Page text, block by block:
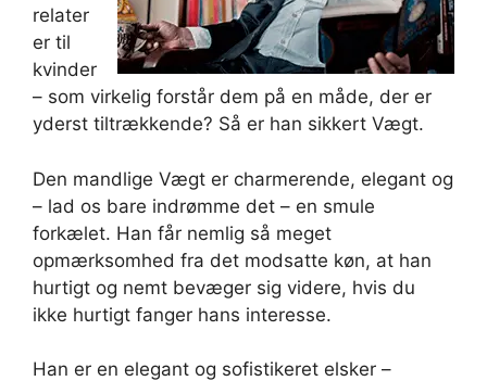
relater
er til
kvinder
– som virkelig forstår dem på en måde, der er
yderst tiltrækkende? Så er han sikkert Vægt.
Den mandlige Vægt er charmerende, elegant og
– lad os bare indrømme det – en smule
forkælet. Han får nemlig så meget
opmærksomhed fra det modsatte køn, at han
hurtigt og nemt bevæger sig videre, hvis du
ikke hurtigt fanger hans interesse.
Han er en elegant og sofistikeret elsker –